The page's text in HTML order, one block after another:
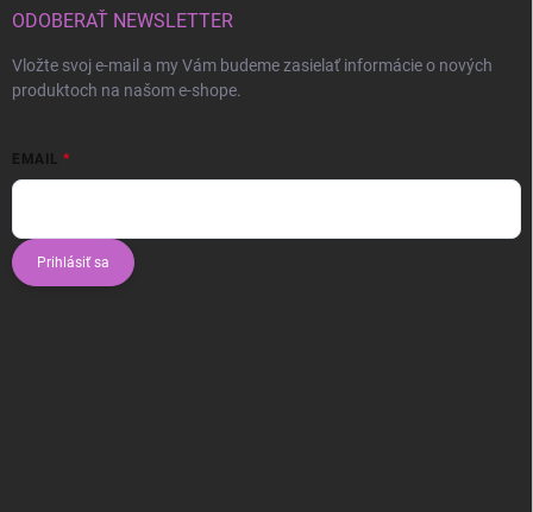
ODOBERAŤ NEWSLETTER
Vložte svoj e-mail a my Vám budeme zasielať informácie o nových
produktoch na našom e-shope.
EMAIL
Prihlásiť sa